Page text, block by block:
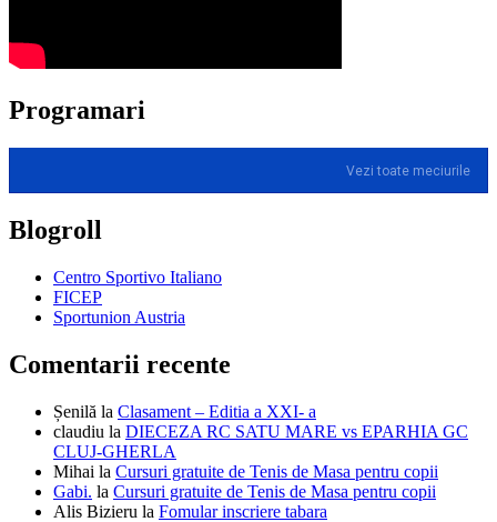
Programari
Vezi toate meciurile
Blogroll
Centro Sportivo Italiano
FICEP
Sportunion Austria
Comentarii recente
Șenilă la Clasament – Editia a XXI- a
claudiu la DIECEZA RC SATU MARE vs EPARHIA GC
CLUJ-GHERLA
Mihai la Cursuri gratuite de Tenis de Masa pentru copii
Gabi. la Cursuri gratuite de Tenis de Masa pentru copii
Alis Bizieru la Fomular inscriere tabara